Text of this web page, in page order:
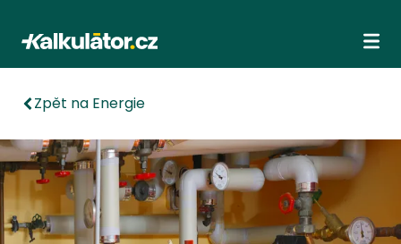
Kalkulátor.cz
Zpět na Energie